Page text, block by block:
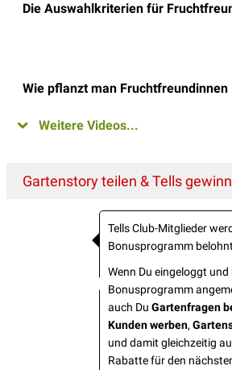
Die Auswahlkriterien für
Wie pflanzt man Fruchtfreundinnen
Weitere Videos...
Gartenstory teilen & Tells
Tells Club-Mitglieder
Bonusprogramm
Wenn Du eingeloggt und
Bonusprogramm
auch Du Gartenfragen
Kunden werben,
und damit gleichzeitig
Rabatte für den